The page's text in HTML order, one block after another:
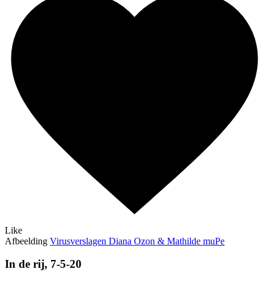
Like
Afbeelding Virusverslagen Diana Ozon & Mathilde muPe
In de rij, 7-5-20